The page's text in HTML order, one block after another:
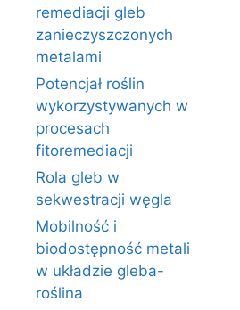
remediacji gleb
zanieczyszczonych
metalami
Potencjał roślin
wykorzystywanych w
procesach
fitoremediacji
Rola gleb w
sekwestracji węgla
Mobilność i
biodostępność metali
w układzie gleba-
roślina